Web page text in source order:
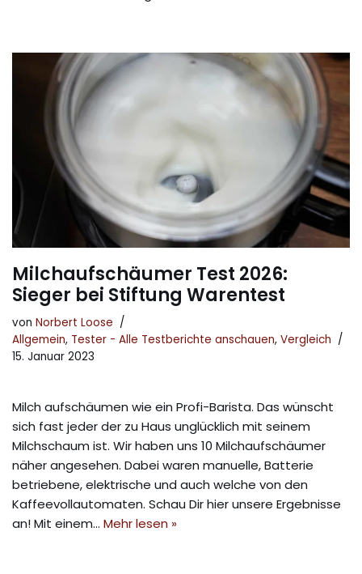
Milchaufschäumer Test 2026:
Sieger bei Stiftung Warentest
von Norbert Loose
Allgemein, Tester - Alle Testberichte anschauen, Vergleich
15. Januar 2023
Milch aufschäumen wie ein Profi-Barista. Das wünscht
sich fast jeder der zu Haus unglücklich mit seinem
Milchschaum ist. Wir haben uns 10 Milchaufschäumer
näher angesehen. Dabei waren manuelle, Batterie
betriebene, elektrische und auch welche von den
Kaffeevollautomaten. Schau Dir hier unsere Ergebnisse
an! Mit einem… Mehr lesen »